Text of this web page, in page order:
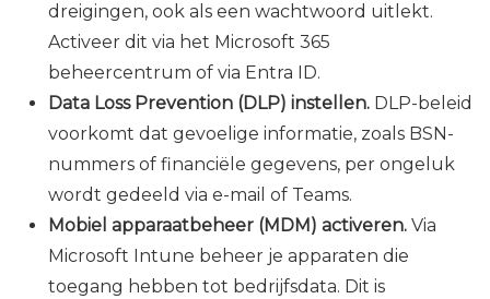
dreigingen, ook als een wachtwoord uitlekt.
Activeer dit via het Microsoft 365
beheercentrum of via Entra ID.
Data Loss Prevention (DLP) instellen. DLP-beleid
voorkomt dat gevoelige informatie, zoals BSN-
nummers of financiële gegevens, per ongeluk
wordt gedeeld via e-mail of Teams.
Mobiel apparaatbeheer (MDM) activeren. Via
Microsoft Intune beheer je apparaten die
toegang hebben tot bedrijfsdata. Dit is